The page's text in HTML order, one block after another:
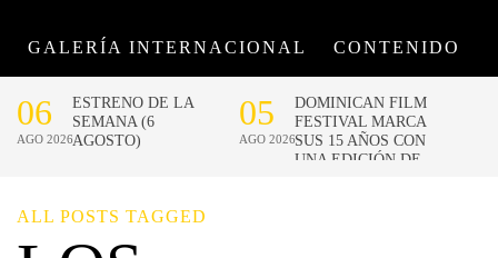
GALERÍA INTERNACIONAL CONTENIDO
ALL POSTS TAGGED